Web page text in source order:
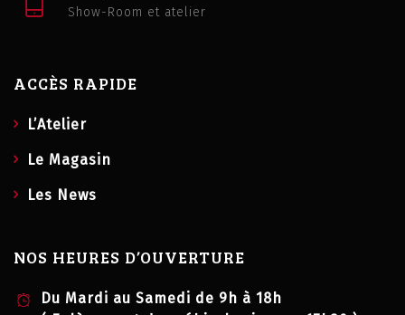
Show-Room et atelier
ACCÈS RAPIDE
L’Atelier
Le Magasin
Les News
NOS HEURES D’OUVERTURE
Du Mardi au Samedi de 9h à 18h